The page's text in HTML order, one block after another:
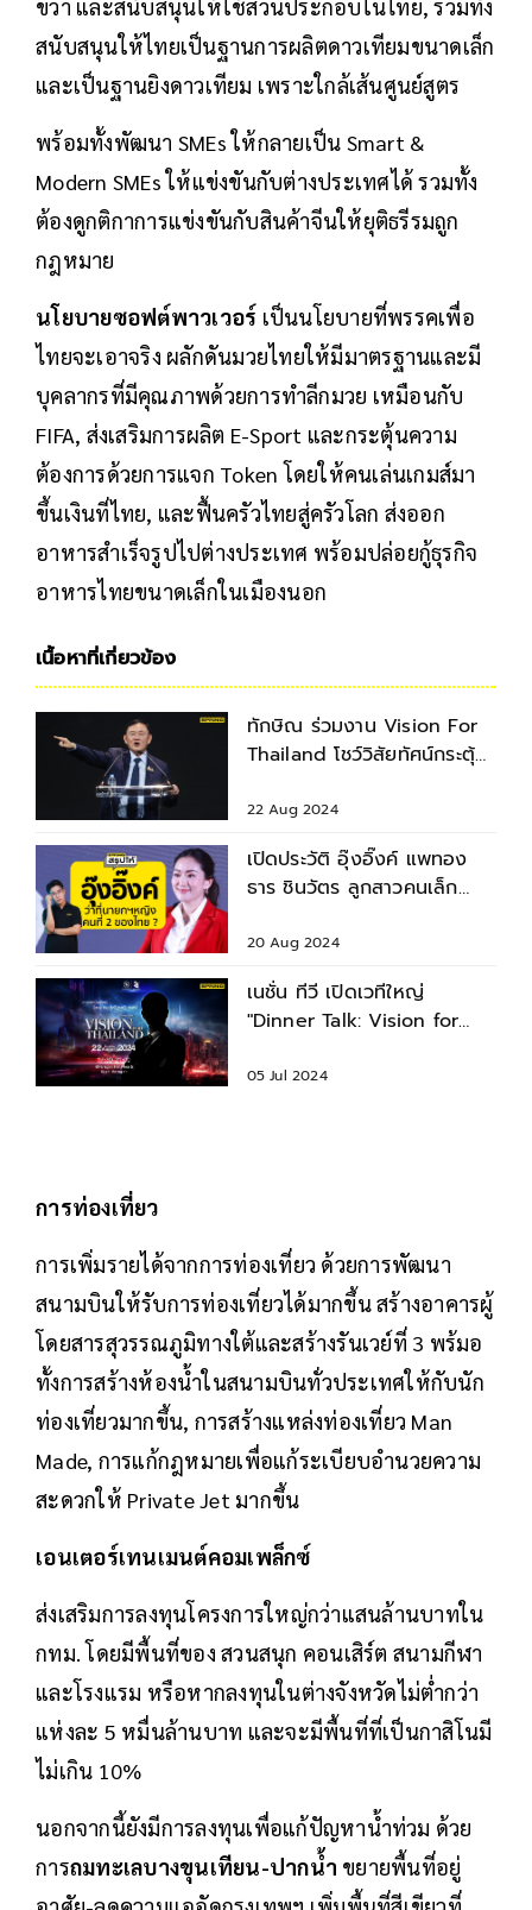
ขวา และสนับสนุนให้ใช้ส่วนประกอบในไทย, รวมทั้ง
สนับสนุนให้ไทยเป็นฐานการผลิตดาวเทียมขนาดเล็ก
และเป็นฐานยิงดาวเทียม เพราะใกล้เส้นศูนย์สูตร
พร้อมทั้งพัฒนา SMEs ให้กลายเป็น Smart &
Modern SMEs ให้แข่งขันกับต่างประเทศได้ รวมทั้ง
ต้องดูกติกาการแข่งขันกับสินค้าจีนให้ยุติธรีรมถูก
กฎหมาย
นโยบายซอฟต์พาวเวอร์ เป็นนโยบายที่พรรคเพื่อ
ไทยจะเอาจริง ผลักดันมวยไทยให้มีมาตรฐานและมี
บุคลากรที่มีคุณภาพด้วยการทำลีกมวย เหมือนกับ
FIFA, ส่งเสริมการผลิต E-Sport และกระตุ้นความ
ต้องการด้วยการแจก Token โดยให้คนเล่นเกมส์มา
ขึ้นเงินที่ไทย, และฟื้นครัวไทยสู่ครัวโลก ส่งออก
อาหารสำเร็จรูปไปต่างประเทศ พร้อมปล่อยกู้ธุรกิจ
อาหารไทยขนาดเล็กในเมืองนอก
เนื้อหาที่เกี่ยวข้อง
ทักษิณ ร่วมงาน Vision For
Thailand โชว์วิสัยทัศน์กระตุ้น
22 Aug 2024
เปิดประวัติ อุ๊งอิ๊งค์ แพทอง
ธาร ชินวัตร ลูกสาวคนเล็ก
20 Aug 2024
เนชั่น ทีวี เปิดเวทีใหญ่
"Dinner Talk: Vision for
05 Jul 2024
การท่องเที่ยว
การเพิ่มรายได้จากการท่องเที่ยว ด้วยการพัฒนา
สนามบินให้รับการท่องเที่ยวได้มากขึ้น สร้างอาคารผู้
โดยสารสุวรรณภูมิทางใต้และสร้างรันเวย์ที่ 3 พร้มอ
ทั้งการสร้างห้องน้ำในสนามบินทั่วประเทศให้กับนัก
ท่องเที่ยวมากขึ้น, การสร้างแหล่งท่องเที่ยว Man
Made, การแก้กฎหมายเพื่อแก้ระเบียบอำนวยความ
สะดวกให้ Private Jet มากขึ้น
เอนเตอร์เทนเมนต์คอมเพล็กซ์
ส่งเสริมการลงทุนโครงการใหญ่กว่าแสนล้านบาทใน
กทม. โดยมีพื้นที่ของ สวนสนุก คอนเสิร์ต สนามกีฬา
และโรงแรม หรือหากลงทุนในต่างจังหวัดไม่ต่ำกว่า
แห่งละ 5 หมื่นล้านบาท และจะมีพื้นที่ที่เป็นกาสิโนมี
ไม่เกิน 10%
นอกจากนี้ยังมีการลงทุนเพื่อแก้ปัญหาน้ำท่วม ด้วย
การถมทะเลบางขุนเทียน-ปากน้ำ ขยายพื้นที่อยู่